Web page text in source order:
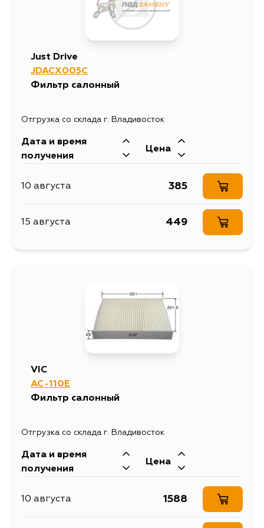
Just Drive
JDACX005C
Фильтр салонный
Отгрузка со склада г. Владивосток
Дата и время
получения
Цена
10 августа 385
15 августа 449
VIC
AC-110E
Фильтр салонный
Отгрузка со склада г. Владивосток
Дата и время
получения
Цена
10 августа 1588